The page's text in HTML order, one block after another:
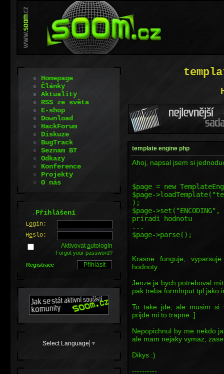
template engine php
Ahoj, napsal jsem si
$page = new
$page-
);
$page-
priradi hodnotu
...
$page->parse();
Krasne funguje,
hodnoty...
Jenze ja bych potreboval
pak treba formInput.tpl jako
To take jde, ale musim si
prijde mi to trapne :]
Nepopichnul by me nekdo
ale mam nejaky vymaz,
Dikys :)
----------
Homepage
Články
Aktuality
RSS ze světa
E-shop
Download
HackForum
Diskuze
BugTrack
Seznam BT
Odkazy
Konference
Projekty
O nás
.Přihlášení
Login:
Heslo:
Aktivovatautologin
Forgot your password?
Registrace
Select Language ▼